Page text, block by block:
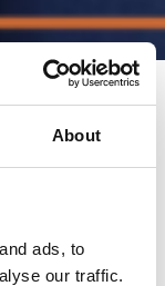
About
ads, to
our traffic.
at have